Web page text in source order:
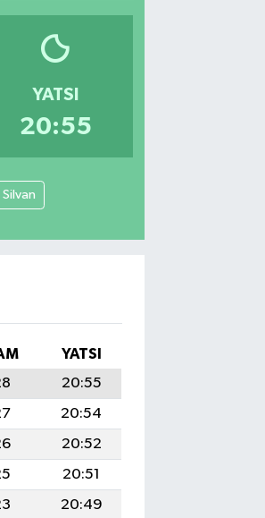
YATSI
20:55
Silvan
YATSI
20:55
20:54
20:52
20:51
20:49